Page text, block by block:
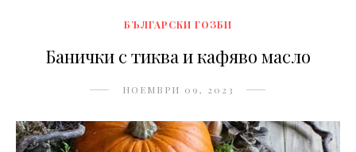
БЪЛГАРСКИ ГОЗБИ
Банички с тиква и кафяво масло
НОЕМВРИ 09, 2023